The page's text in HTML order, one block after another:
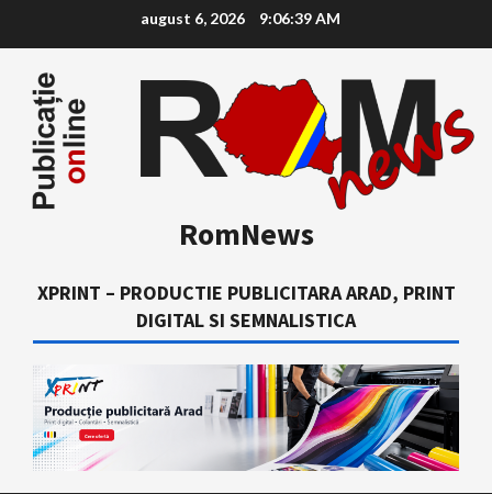
content
august 6, 2026 9:06:40 AM
RomNews
XPRINT – PRODUCTIE PUBLICITARA ARAD, PRINT
DIGITAL SI SEMNALISTICA